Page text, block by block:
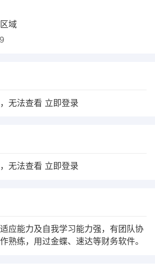
域
无法查看 立即登录
无法查看 立即登录
应能力及自我学习能力强，有团队协
熟练，用过金蝶、速达等财务软件。